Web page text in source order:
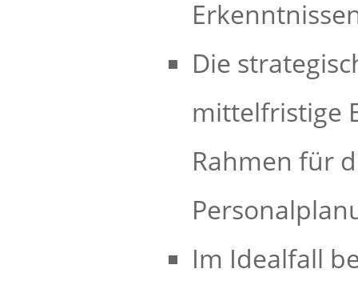
Die
mittelfristige
Rahmen für
Im Idealfall